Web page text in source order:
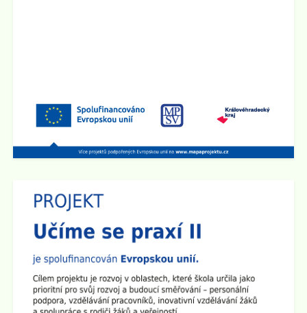
Schůzka pro rodiče budoucích prvňáčků
Rodičovská schůzka se uskuteční v úterý 3.6. 2025 v
15:30 hod v učebně 2.B na 1. stupni školy.
Den otevřených dveří na 2. stupni školy
Dne 29.4. od 15:00 do 17:30 hod zveme všechny
rodiče a přátele školy naDen otevřených dveří na 2.
stupni
. Ve třídách budou připraveny různé prezentace a
ukázky pomůcek. Den otevřených dveří chceme
zakončit společným opékáním na školním dvoře.
Všichni jste srdečně zváni!